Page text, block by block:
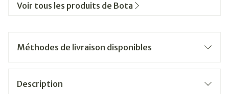
Voir tous les produits de Bota
Méthodes de livraison disponibles
Description